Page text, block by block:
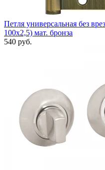
Петля универсальная без
100x2,5) мат. бронза
540 руб.